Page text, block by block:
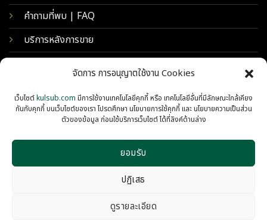
จัดการ การอนุญาตใช้งาน Cookies
เว็บไซต์kulsub.com มีการใช้งานเทคโนโลยีคุกกี้ หรือ เทคโนโลยีอื่นที่มีลักษณะใกล้เคียง
กันกับคุกกี้ บนเว็บไซต์ของเรา โปรดศึกษา นโยบายการใช้คุกกี้ และ นโยบายความเป็นส่วน
ตัวของข้อมูล ก่อนใช้บริการเว็บไซต์ ได้ที่ลิงค์ด้านล่าง
ยอมรับ
ปฏิเสธ
ดูรายละเอียด
คำถามที่พบ | FAQ
บริการหลังการขาย
© 2026 KULSUB INTERTRADING
PRIVACY COOKIES